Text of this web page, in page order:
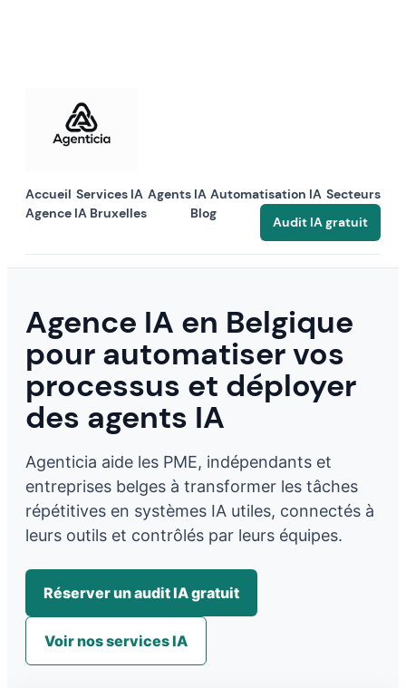
Accueil Services IA Agents IA Automatisation IA Secteurs
Agence IA Bruxelles
Blog
Audit IA gratuit
Agence IA en Belgique
pour automatiser vos
processus et déployer
des agents IA
Agenticia aide les PME, indépendants et
entreprises belges à transformer les tâches
répétitives en systèmes IA utiles, connectés à
leurs outils et contrôlés par leurs équipes.
Réserver un audit IA gratuit
Voir nos services IA